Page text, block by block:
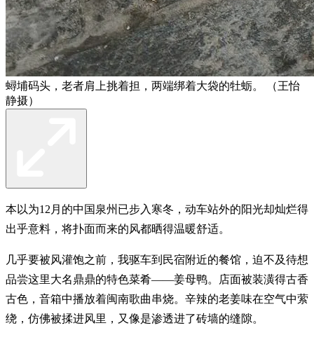
蟳埔码头，老者肩上挑着担，两端绑着大袋的牡蛎。 （王怡
静摄）
本以为12月的中国泉州已步入寒冬，动车站外的阳光却灿烂得
出乎意料，将扑面而来的风都晒得温暖舒适。
几乎要被风灌饱之前，我驱车到民宿附近的餐馆，迫不及待想
品尝这里大名鼎鼎的特色菜肴——姜母鸭。店面被装潢得古香
古色，音箱中播放着闽南歌曲串烧。辛辣的老姜味在空气中萦
绕，仿佛被揉进风里，又像是渗透进了砖墙的缝隙。